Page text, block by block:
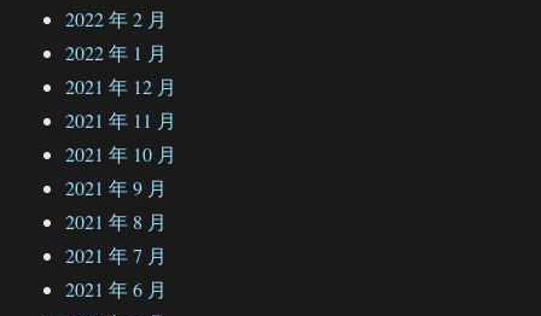
2022 年 2 月
2022 年 1 月
2021 年 12 月
2021 年 11 月
2021 年 10 月
2021 年 9 月
2021 年 8 月
2021 年 7 月
2021 年 6 月